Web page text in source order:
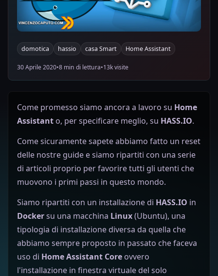
domotica hassio casa Smart Home Assistant
30 Aprile 2020•8 min di lettura•13k visite
Come promesso siamo ancora a lavoro su Home
Assistant o, per specificare meglio, su HASS.IO.
Come sicuramente sapete abbiamo fatto un reset
delle nostre guide e siamo ripartiti con una serie
di articoli proprio per favorire tutti gli utenti che
muovono i primi passi in questo mondo.
Siamo ripartiti con un installazione di HASS.IO in
Dockersu una macchina Linux(Ubuntu), una
tipologia di installazione diversa da quella che
abbiamo sempre proposto in passato che faceva
uso di Home Assistant Core ovvero
l'installazione in finestra virtuale del solo